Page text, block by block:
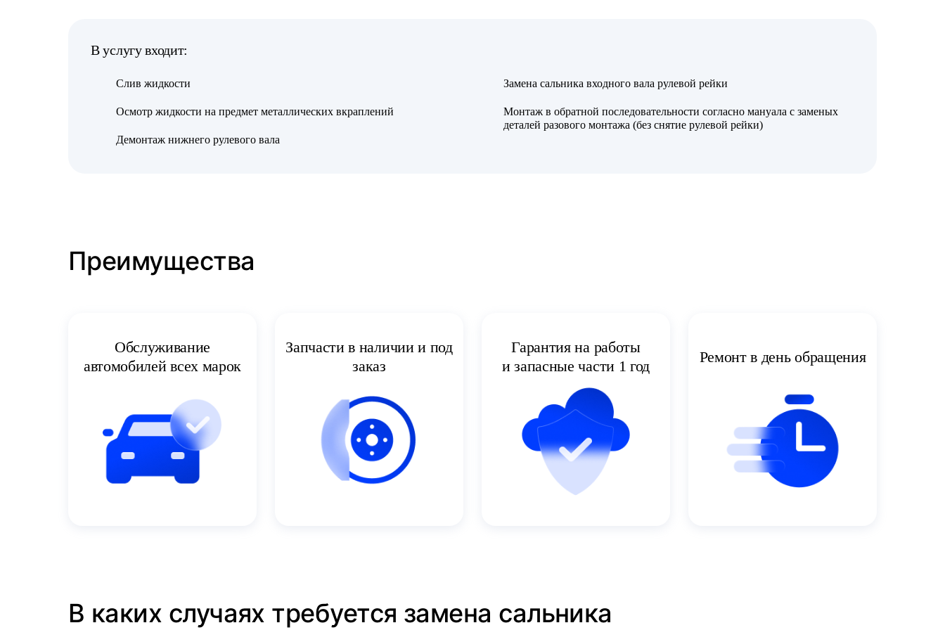
В услугу входит:
Слив жидкости
Осмотр жидкости на предмет металлических вкраплений
Демонтаж нижнего рулевого вала
Замена сальника входного вала рулевой рейки
Монтаж в обратной последовательности согласно мануала с заменых
деталей разового монтажа (без снятие рулевой рейки)
Преимущества
Обслуживание
автомобилей всех марок
Запчасти в наличии и под
заказ
Гарантия на работы
и запасные части 1 год
Ремонт в день обращения
В каких случаях требуется замена сальника